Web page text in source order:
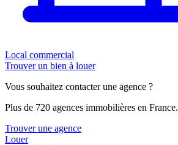
Local commercial
Trouver un bien à louer
Vous souhaitez contacter une agence ?
Plus de 720 agences immobilières en France.
Trouver une agence
Louer